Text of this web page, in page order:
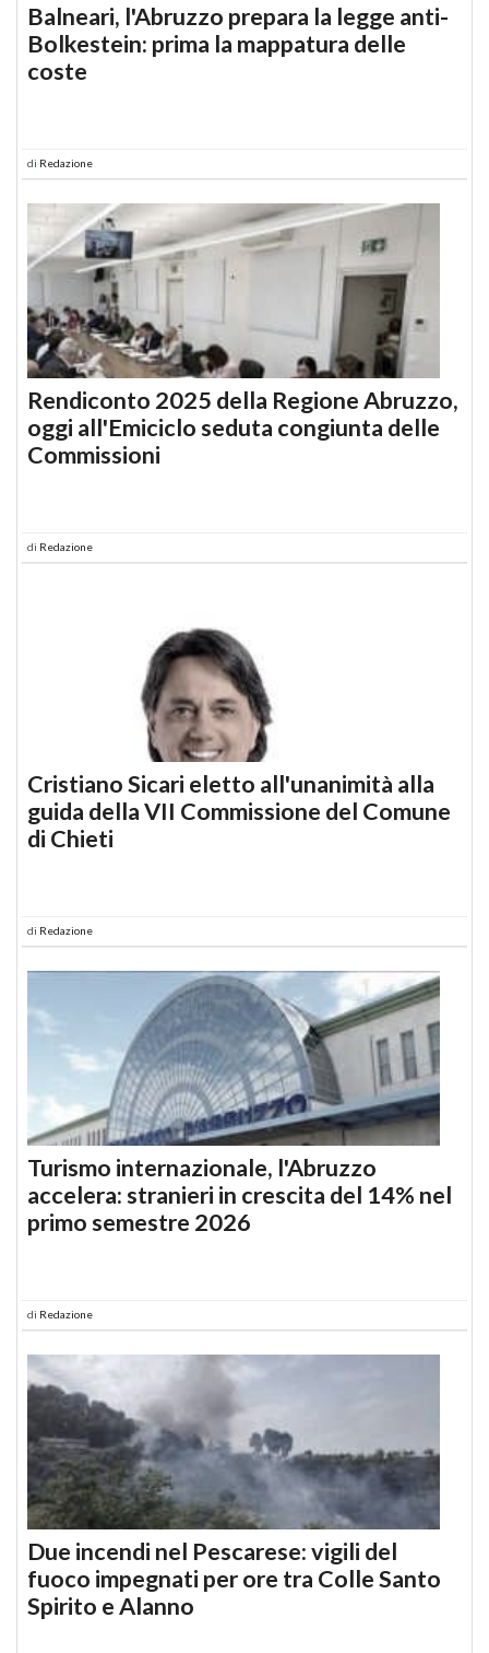
Balneari, l'Abruzzo prepara la legge anti-
Bolkestein: prima la mappatura delle
coste
di Redazione
Rendiconto 2025 della Regione Abruzzo,
oggi all'Emiciclo seduta congiunta delle
Commissioni
di Redazione
Cristiano Sicari eletto all'unanimità alla
guida della VII Commissione del Comune
di Chieti
di Redazione
Turismo internazionale, l'Abruzzo
accelera: stranieri in crescita del 14% nel
primo semestre 2026
di Redazione
Due incendi nel Pescarese: vigili del
fuoco impegnati per ore tra Colle Santo
Spirito e Alanno